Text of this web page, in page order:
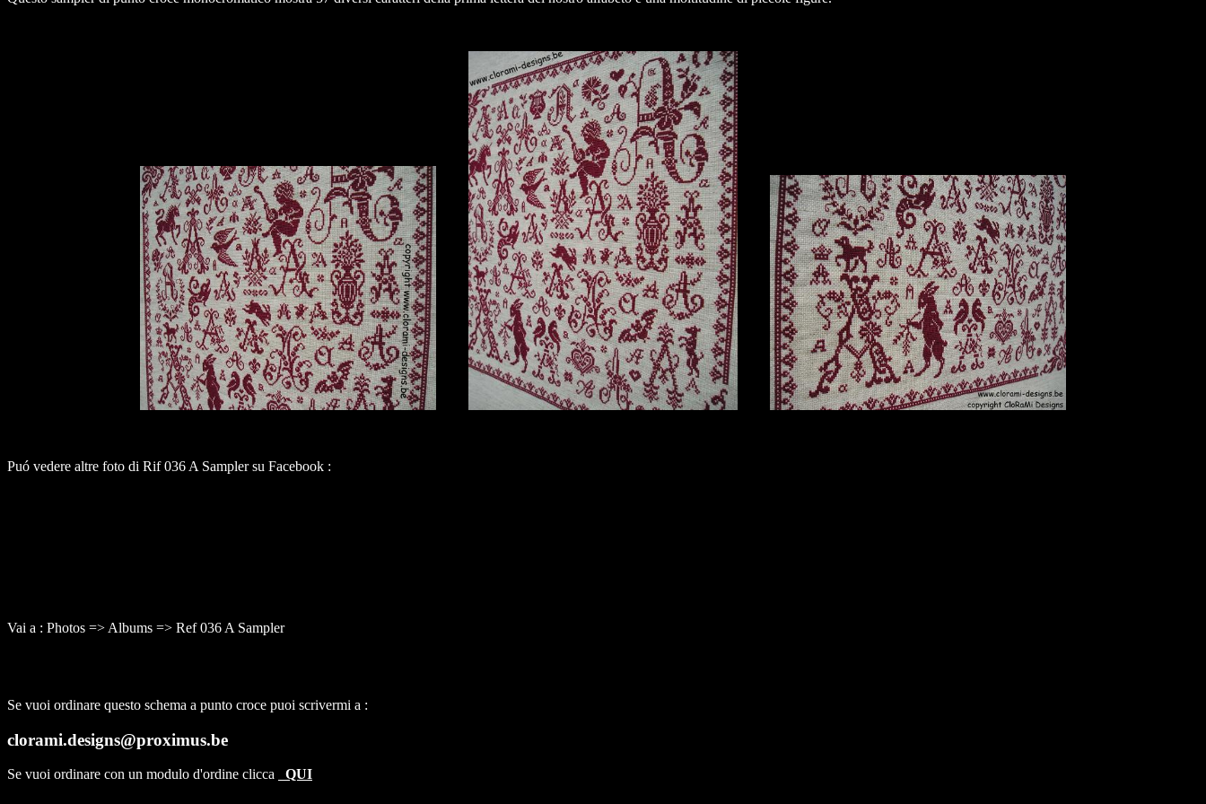
Puó vedere altre foto di Rif 036 A Sampler su Facebook :
Vai a : Photos => Albums => Ref 036 A Sampler
Se vuoi ordinare questo schema a punto croce puoi scrivermi a :
clorami.designs@proximus.be
Se vuoi ordinare con un modulo d'ordine clicca QUI